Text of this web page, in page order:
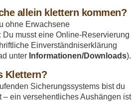
allein klettern kommen?
ohne Erwachsene
Du musst eine Online-Reservierung
Einverständniserklärung
unter Informationen/Downloads).
Klettern?
Sicherungssystems bist du
– ein versehentliches Aushängen ist